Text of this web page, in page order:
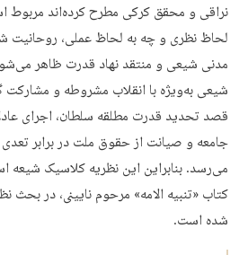
نراقی و محقق کرکی مطرح کرده‌اند مربوط
لحاظ نظری و چه به لحاظ عملی، روحانیت
مدنی شیعی و منتقد نهاد قدرت ظاهر
شیعی به‌ویژه با انقلاب مشروطه و مشارکت
قصد تحدید قدرت مطلقه سلطان، اجرای
جامعه و صیانت از حقوق ملت در برابر
می‌رسد. بنابراین این نظریه کلاسیک
کتاب «تنبیه الامه» مرحوم نایینی، در
شده است.